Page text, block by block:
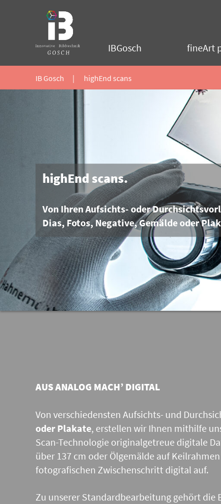
Einrahmungen
IBGosch fineArt
IB Gosch | highEnd scans
highEnd scans.
Von Ihren Aufsichts- oder
Dias, Fotos, Negative, Gemälde oder
AUS ANALOG MACH’ DIGITAL
Von verschiedensten Aufsichts- und
oder Plakate, erstellen wir Ihnen mithilfe
Scan-Technologie originalgetreue digitale
über 137 cm oder Ölgemälde auf
fotografischen Zwischenschritt digital auf.
Zu unserer Standardbearbeitung gehört